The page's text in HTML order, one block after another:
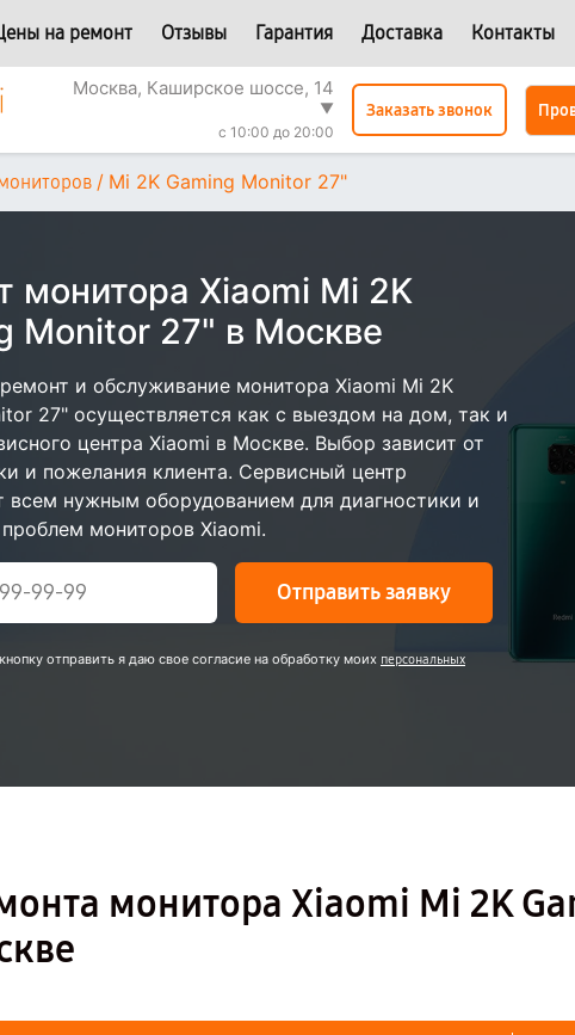
на ремонт Отзывы Гарантия Доставка Контакты
Москва, Каширское шоссе, 14
▼
с 10:00 до 20:00
Заказать звонок
/ Mi 2K Gaming Monitor 27"
монитора Xiaomi Mi 2K
Monitor 27" в Москве
и обслуживание монитора Xiaomi Mi 2K
27" осуществляется как с выездом на дом, так и
центра Xiaomi в Москве. Выбор зависит от
и пожелания клиента. Сервисный центр
всем нужным оборудованием для диагностики и
мониторов Xiaomi.
Отправить заявку
отправить я даю свое согласие на обработку моих персональных
монитора Xiaomi Mi 2K